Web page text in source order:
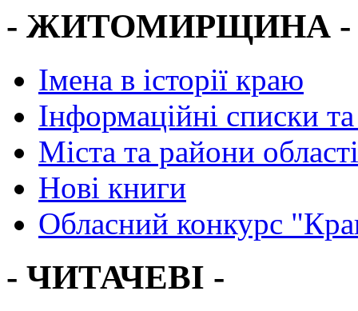
- ЖИТОМИРЩИНА -
Імена в історії краю
Інформаційні списки
Міста та райони області
Нові книги
Обласний конкурс
- ЧИТАЧЕВІ -